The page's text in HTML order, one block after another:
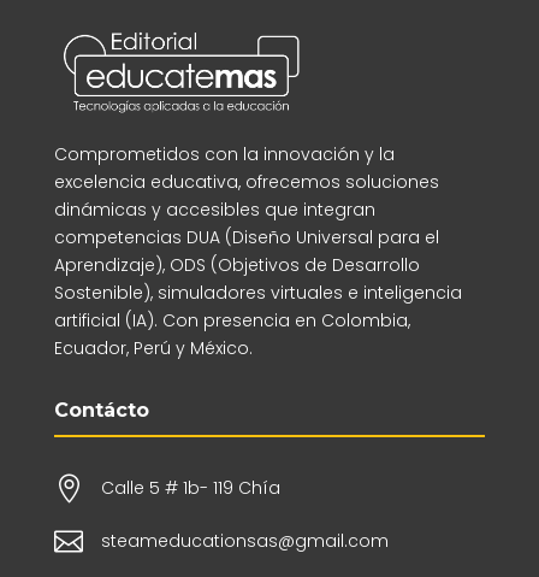
Comprometidos con la innovación y la
excelencia educativa, ofrecemos soluciones
dinámicas y accesibles que integran
competencias DUA (Diseño Universal para el
Aprendizaje), ODS (Objetivos de Desarrollo
Sostenible), simuladores virtuales e inteligencia
artificial (IA). Con presencia en Colombia,
Ecuador, Perú y México.
Contácto
 Calle 5 # 1b- 119 Chía
 steameducationsas@gmail.com